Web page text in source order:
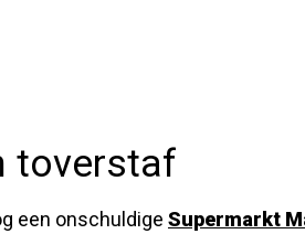
toverstaf
een onschuldige Supermarkt